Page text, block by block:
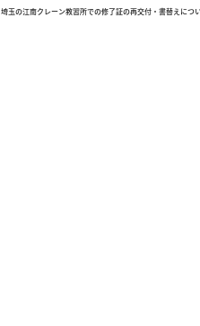
埼玉の江南クレーン教習所での修了証の再交付・書替えにつ